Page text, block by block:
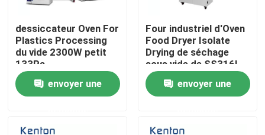
Accueil
dessiccateur Oven For
Plastics Processing
du vide 2300W petit
133Pa
envoyer une
Four industriel d'Oven
Food Dryer Isolate
Drying de séchage
sous vide de SS316L
envoyer une